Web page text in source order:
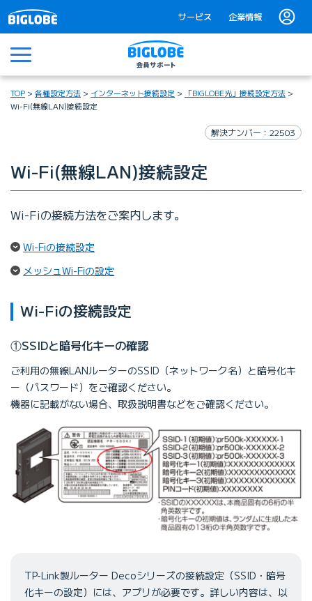
サービス 企業情報
メニュー
TOP 各種設定方法 インターネット接続設定
「BIGLOBE光」接続設定方法
Wi-Fi(無線LAN)接続設定
解決ナンバー：22503
Wi-Fi(無線LAN)接続設定
Wi-Fiの接続方法をご案内します。
Wi-Fiの接続設定
メッシュWi-Fiの設定
Wi-Fiの接続設定
①SSIDと暗号化キーの確認
ご利用の無線LANルーターのSSID（ネットワーク名）と暗号化キ
ー（パスワード）をご確認ください。
機器に記載がない場合、取扱説明書などをご確認ください。
TP-Link製ルーター Decoシリーズの接続設定（SSID・暗号
化キーの設定）には、アプリが必要です。詳しい内容は、以